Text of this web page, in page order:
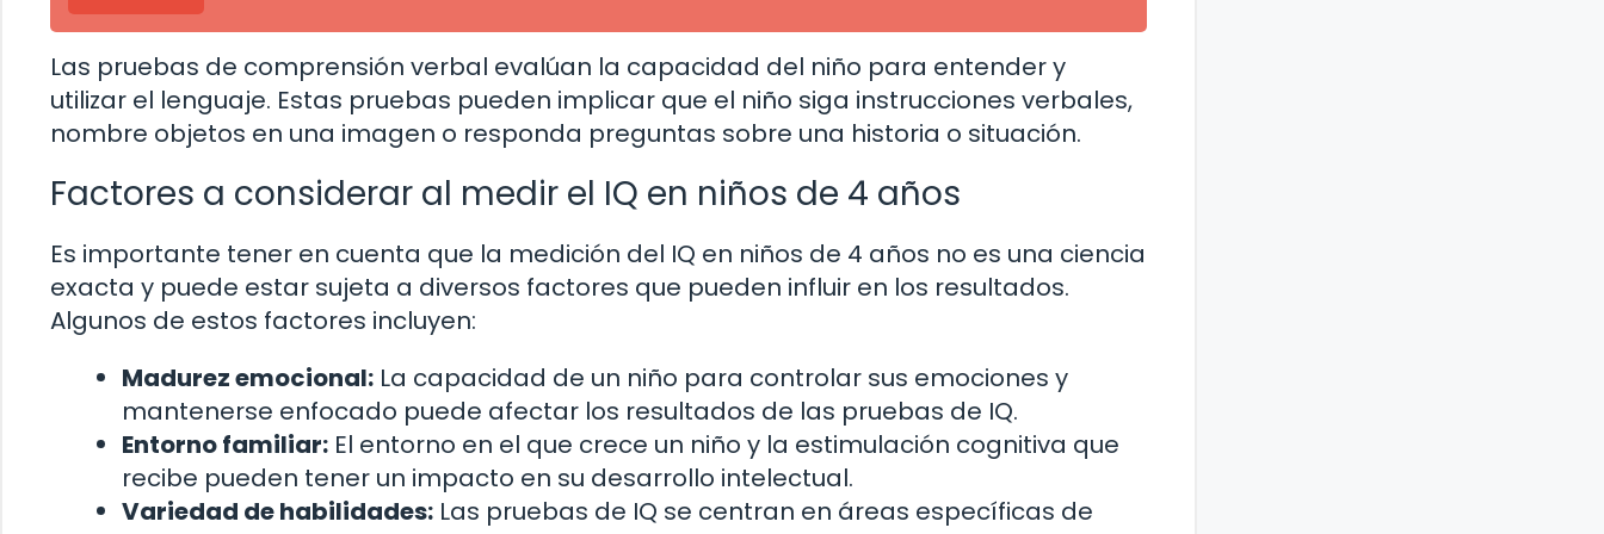
Las pruebas de comprensión verbal evalúan la capacidad del niño para entender y
utilizar el lenguaje. Estas pruebas pueden implicar que el niño siga instrucciones verbales,
nombre objetos en una imagen o responda preguntas sobre una historia o situación.
Factores a considerar al medir el IQ en niños de 4 años
Es importante tener en cuenta que la medición del IQ en niños de 4 años no es una ciencia
exacta y puede estar sujeta a diversos factores que pueden influir en los resultados.
Algunos de estos factores incluyen:
Madurez emocional: La capacidad de un niño para controlar sus emociones y
mantenerse enfocado puede afectar los resultados de las pruebas de IQ.
Entorno familiar: El entorno en el que crece un niño y la estimulación cognitiva que
recibe pueden tener un impacto en su desarrollo intelectual.
Variedad de habilidades: Las pruebas de IQ se centran en áreas específicas de